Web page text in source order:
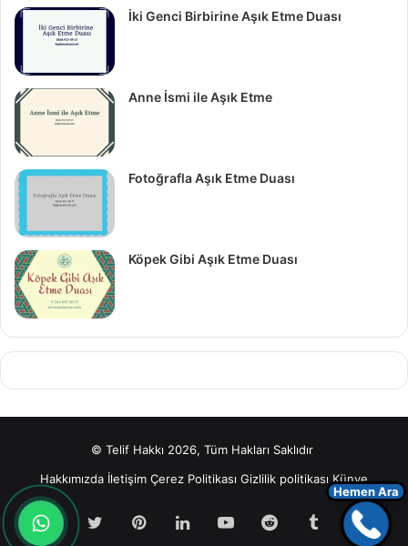
İki Genci Birbirine Aşık Etme Duası
Anne İsmi ile Aşık Etme
Fotoğrafla Aşık Etme Duası
Köpek Gibi Aşık Etme Duası
Hemen Ara
© Telif Hakkı 2026, Tüm Hakları Saklıdır
Hakkımızda İletişim Çerez Politikası Gizlilik politikası Künye
Facebook
TwitterPinterestLinkedInYouTubeRedditTumblr